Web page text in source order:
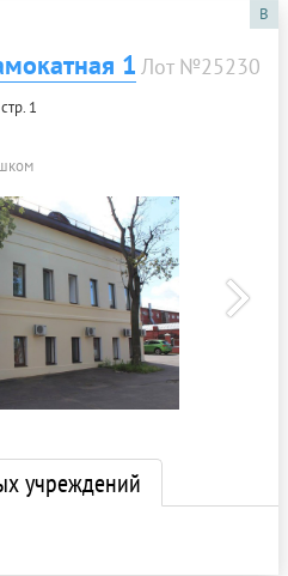
B
1 Лот №25230
1
учреждений